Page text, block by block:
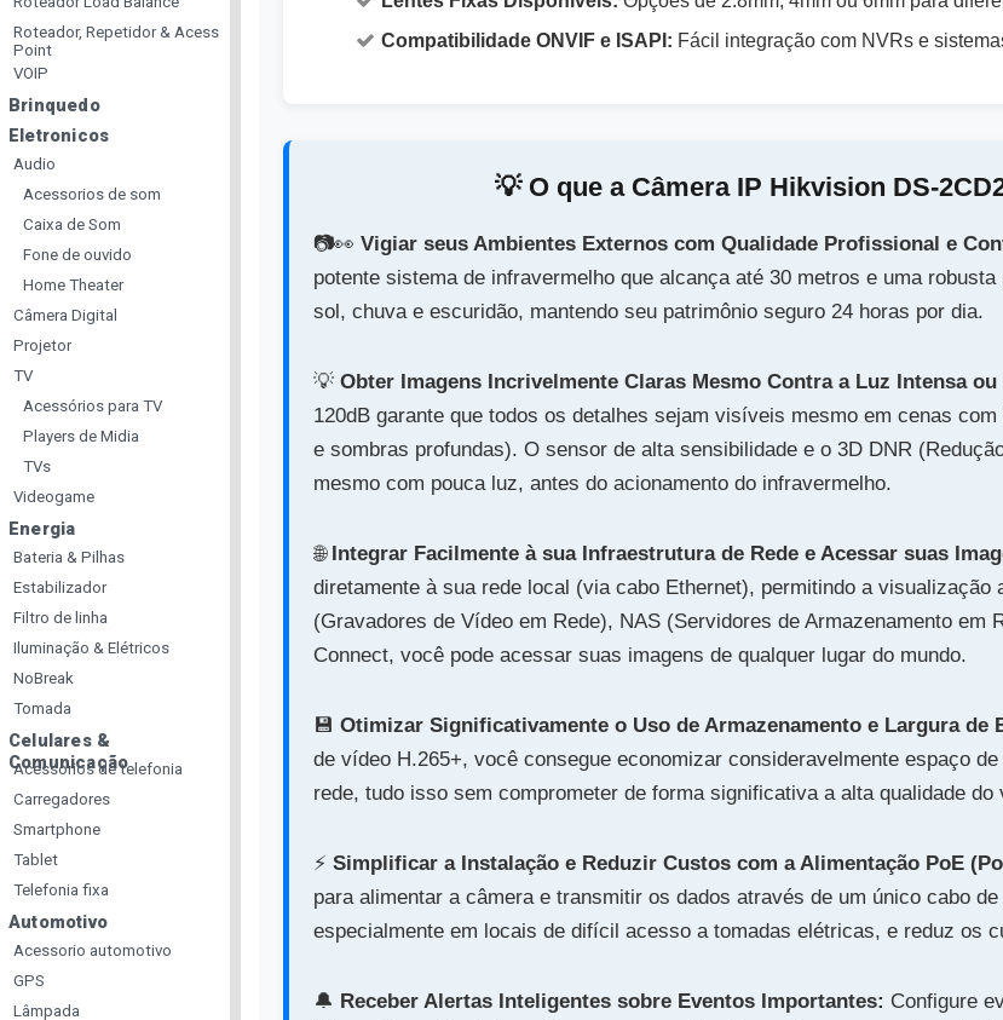
Roteador, Repetidor & Acess
Point
VOIP
Brinquedo
Eletronicos
Audio
Acessorios de som
Caixa de Som
Fone de ouvido
Home Theater
Câmera Digital
Projetor
TV
Acessórios para TV
Players de Midia
TVs
Videogame
Energia
Bateria & Pilhas
Estabilizador
Filtro de linha
Iluminação & Elétricos
NoBreak
Tomada
Celulares &
Comunicação
Acessorios de telefonia
Carregadores
Smartphone
Tablet
Telefonia fixa
Automotivo
Acessorio automotivo
GPS
Lâmpada
Compatibilidade ONVIF e ISAPI: Fácil integração com NVRs e
💡️ O que a Câmera IP Hikvision DS-
📷️👀️ Vigiar seus Ambientes Externos com Qualidade Profissional e
potente sistema de infravermelho que alcança até 30 metros e uma
sol, chuva e escuridão, mantendo seu patrimônio seguro 24 horas por dia.
💡️ Obter Imagens Incrivelmente Claras Mesmo Contra a Luz Intensa
120dB garante que todos os detalhes sejam visíveis mesmo em cenas
e sombras profundas). O sensor de alta sensibilidade e o 3D DNR
mesmo com pouca luz, antes do acionamento do infravermelho.
🌐️ Integrar Facilmente à sua Infraestrutura de Rede e Acessar suas
diretamente à sua rede local (via cabo Ethernet), permitindo a
(Gravadores de Vídeo em Rede), NAS (Servidores de Armazenamento
Connect, você pode acessar suas imagens de qualquer lugar do mundo.
💾️ Otimizar Significativamente o Uso de Armazenamento e Largura de
de vídeo H.265+, você consegue economizar consideravelmente espaço
rede, tudo isso sem comprometer de forma significativa a alta qualidade do
⚡️ Simplificar a Instalação e Reduzir Custos com a Alimentação PoE
para alimentar a câmera e transmitir os dados através de um único cabo
especialmente em locais de difícil acesso a tomadas elétricas, e reduz os
🔔️ Receber Alertas Inteligentes sobre Eventos Importantes: Configure